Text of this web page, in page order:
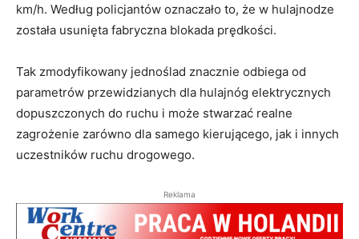
km/h. Według policjantów oznaczało to, że w hulajnodze
została usunięta fabryczna blokada prędkości.
Tak zmodyfikowany jednoślad znacznie odbiega od
parametrów przewidzianych dla hulajnóg elektrycznych
dopuszczonych do ruchu i może stwarzać realne
zagrożenie zarówno dla samego kierującego, jak i innych
uczestników ruchu drogowego.
Reklama